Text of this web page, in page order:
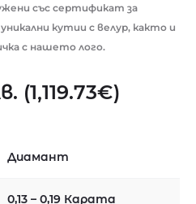
със сертификат за
кутии с велур, както и
с нашето лого.
(1,119.73€)
Диамант
0,13 – 0,19 Карата